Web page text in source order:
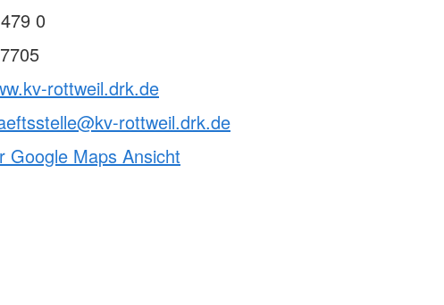
0
rottweil.drk.de
rottweil.drk.de
Google Maps Ansicht